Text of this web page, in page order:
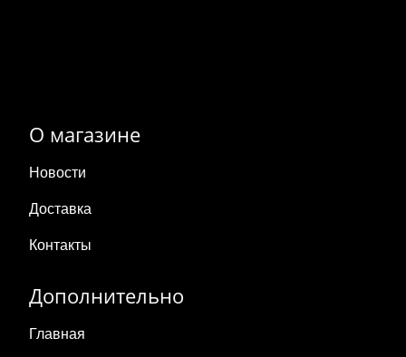
О магазине
Новости
Доставка
Контакты
Дополнительно
Главная